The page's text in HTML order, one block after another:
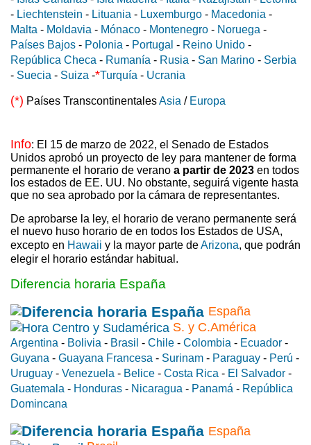
- Liechtenstein - Lituania - Luxemburgo - Macedonia -
Malta - Moldavia - Mónaco - Montenegro - Noruega -
Países Bajos - Polonia - Portugal - Reino Unido -
República Checa - Rumanía - Rusia - San Marino - Serbia
- Suecia - Suiza -*Turquía - Ucrania
(*) Países TranscontinentalesAsia / Europa
Info: El 15 de marzo de 2022, el Senado de Estados
Unidos aprobó un proyecto de ley para mantener de forma
permanente el horario de verano a partir de 2023 en todos
los estados de EE. UU. No obstante, seguirá vigente hasta
que no sea aprobado por la cámara de representantes.
De aprobarse la ley, el horario de verano permanente será
el nuevo huso horario de en todos los Estados de USA,
excepto en Hawaii y la mayor parte deArizona, que podrán
elegir el horario estándar habitual.
Diferencia horaria España
España
S. y C.América
Argentina - Bolivia - Brasil - Chile - Colombia - Ecuador -
Guyana - Guayana Francesa - Surinam - Paraguay - Perú -
Uruguay - Venezuela - Belice - Costa Rica - El Salvador -
Guatemala - Honduras - Nicaragua - Panamá - República
Domincana
España